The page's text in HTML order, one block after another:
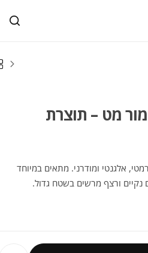
פורצלן דמוי בטון 120×60 גימור מט – תוצרת
אלגנטי ומודרני. מתאים במיוחד
נקיים ורצף מרשים בשטח גדול.